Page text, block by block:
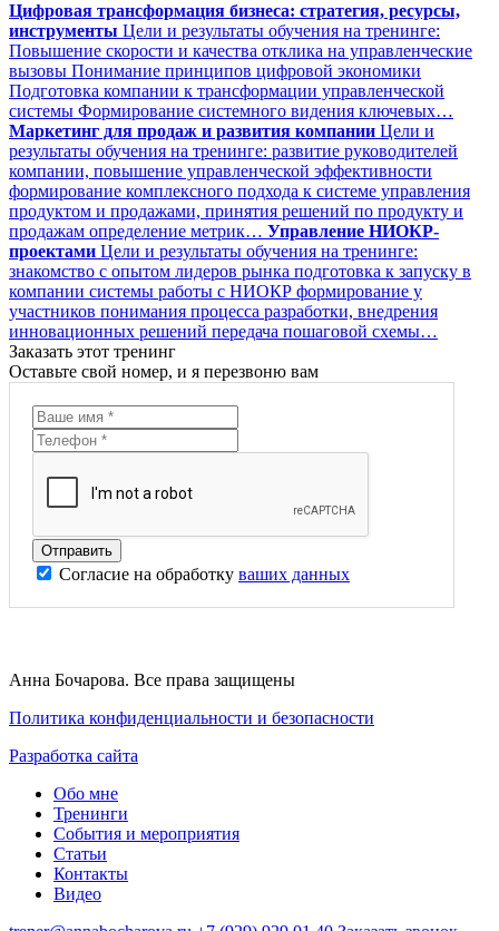
Цифровая трансформация бизнеса: стратегия, ресурсы,
инструменты Цели и результаты обучения на тренинге:
Повышение скорости и качества отклика на управленческие
вызовы Понимание принципов цифровой экономики
Подготовка компании к трансформации управленческой
системы Формирование системного видения ключевых…
Маркетинг для продаж и развития компании Цели и
результаты обучения на тренинге: развитие руководителей
компании, повышение управленческой эффективности
формирование комплексного подхода к системе управления
продуктом и продажами, принятия решений по продукту и
продажам определение метрик… Управление НИОКР-
проектами Цели и результаты обучения на тренинге:
знакомство с опытом лидеров рынка подготовка к запуску в
компании системы работы с НИОКР формирование у
участников понимания процесса разработки, внедрения
инновационных решений передача пошаговой схемы…
Заказать этот тренинг
Оставьте свой номер, и я перезвоню вам
Согласие на обработку ваших данных
Анна Бочарова. Все права защищены
Политика конфиденциальности и безопасности
Разработка сайта
Обо мне
Тренинги
События и мероприятия
Статьи
Контакты
Видео